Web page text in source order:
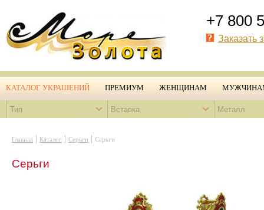
+7 800
Заказать
КАТАЛОГ УКРАШЕНИЙ ПРЕМИУМ ЖЕНЩИНАМ
Тип Вставка Металл
Главная | Каталог | Серьги | Серьги
Серьги